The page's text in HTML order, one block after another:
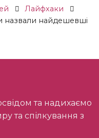
Лайфхаки
назвали найдешевші
та спілкування з